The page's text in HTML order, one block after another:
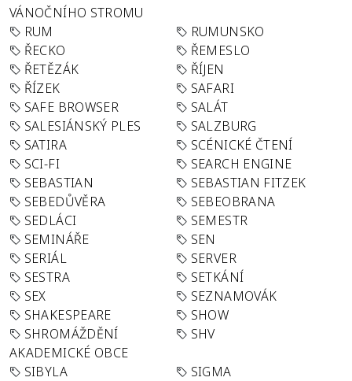
VÁNOČNÍHO STROMU
RUM
RUMUNSKO
ŘECKO
ŘEMESLO
ŘETĚZÁK
ŘÍJEN
ŘÍZEK
SAFARI
SAFE BROWSER
SALÁT
SALESIÁNSKÝ PLES
SALZBURG
SATIRA
SCÉNICKÉ ČTENÍ
SCI-FI
SEARCH ENGINE
SEBASTIAN
SEBASTIAN FITZEK
SEBEDŮVĚRA
SEBEOBRANA
SEDLÁCI
SEMESTR
SEMINÁŘE
SEN
SERIÁL
SERVER
SESTRA
SETKÁNÍ
SEX
SEZNAMOVÁK
SHAKESPEARE
SHOW
SHROMÁŽDĚNÍ
AKADEMICKÉ OBCE
SHV
SIBYLA
SIGMA